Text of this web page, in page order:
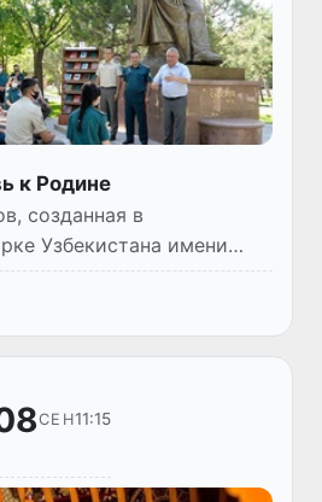
к Родине
созданная в
Узбекистана имени
инициативе Президента,
образовательным
где проводятся...
СЕН11:15